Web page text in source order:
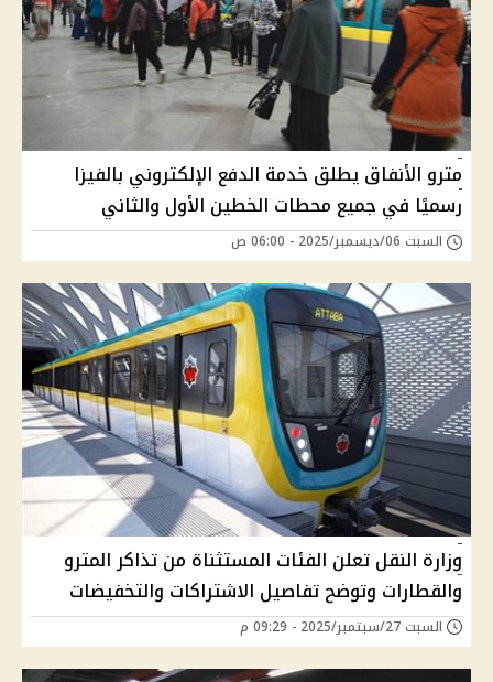
مترو الأنفاق يطلق خدمة الدفع الإلكتروني بالفيزا
رسميًا في جميع محطات الخطين الأول والثاني
السبت 06/ديسمبر/2025 - 06:00 ص
وزارة النقل تعلن الفئات المستثناة من تذاكر المترو
والقطارات وتوضح تفاصيل الاشتراكات والتخفيضات
السبت 27/سبتمبر/2025 - 09:29 م